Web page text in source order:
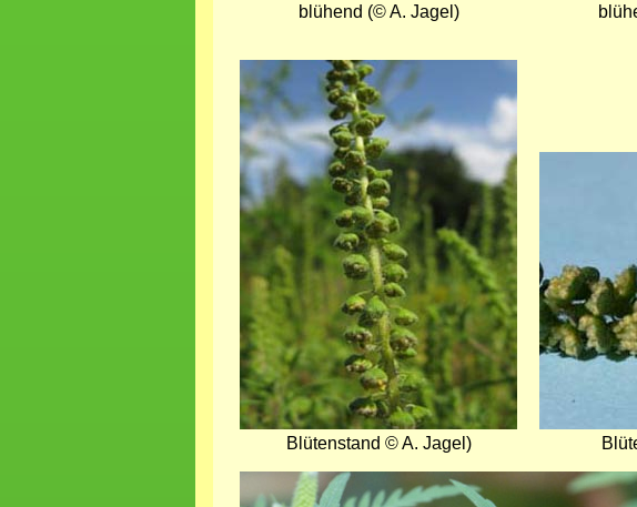
blühend (© A. Jagel)
Bild
Blütenstand © A. Jagel)